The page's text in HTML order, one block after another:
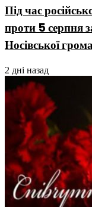
Під час
проти 5 серпня
Носівської
2 дні назад